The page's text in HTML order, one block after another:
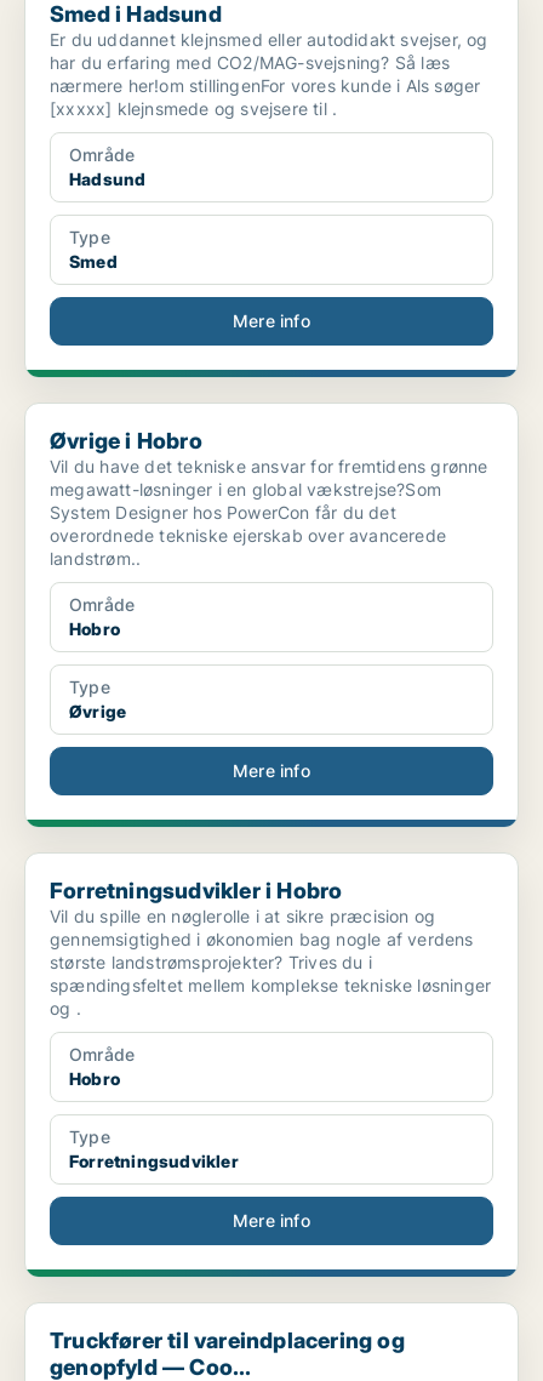
Smed i Hadsund
Er du uddannet klejnsmed eller autodidakt svejser, og
har du erfaring med CO2/MAG-svejsning? Så læs
nærmere her!om stillingenFor vores kunde i Als søger
[xxxxx] klejnsmede og svejsere til .
Område
Hadsund
Type
Smed
Mere info
Øvrige i Hobro
Øvrige i Hobro
Vil du have det tekniske ansvar for fremtidens grønne
megawatt-løsninger i en global vækstrejse?Som
System Designer hos PowerCon får du det
overordnede tekniske ejerskab over avancerede
landstrøm..
Område
Hobro
Type
Øvrige
Mere info
Forretningsudvikler i Hobro
Forretningsudvikler i Hobro
Vil du spille en nøglerolle i at sikre præcision og
gennemsigtighed i økonomien bag nogle af verdens
største landstrømsprojekter? Trives du i
spændingsfeltet mellem komplekse tekniske løsninger
og .
Område
Hobro
Type
Forretningsudvikler
Mere info
Truckfører til vareindplacering og genopfyld — Coo...
Truckfører til vareindplacering og
genopfyld — Coo...